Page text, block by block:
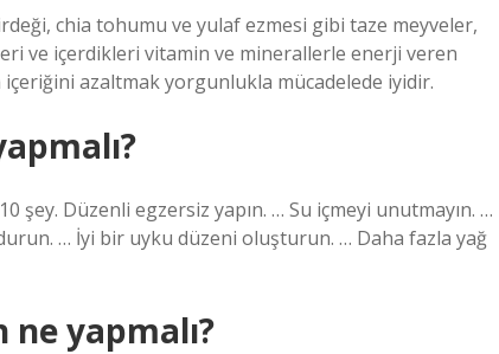
chia tohumu ve yulaf ezmesi gibi taze meyveler,
ve içerdikleri vitamin ve minerallerle enerji veren
içeriğini azaltmak yorgunlukla mücadelede iyidir.
şey. Düzenli egzersiz yapın. … Su içmeyi unutmayın. …
… İyi bir uyku düzeni oluşturun. … Daha fazla yağ
yapmalı?